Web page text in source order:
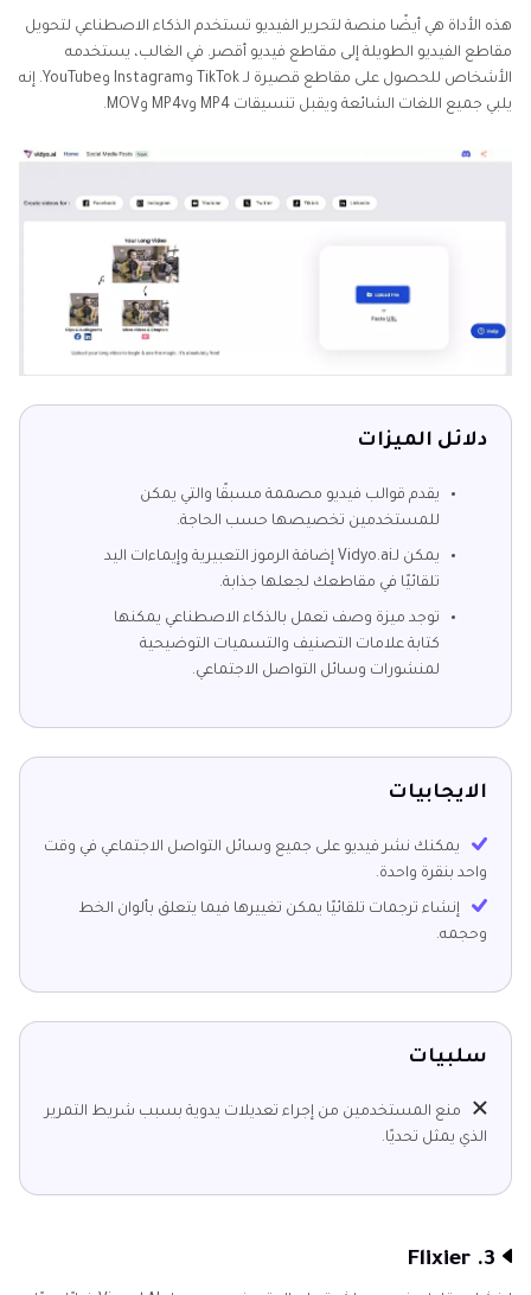
هذه الأداة هي أيضًا منصة لتحرير الفيديو تستخدم الذكاء الاصطناعي لتحويل
مقاطع الفيديو الطويلة إلى مقاطع فيديو أقصر. في الغالب، يستخدمه
الأشخاص للحصول على مقاطع قصيرة لـ TikTok وInstagram وYouTube. إنه
يلبي جميع اللغات الشائعة ويقبل تنسيقات MP4 وMP4v وMOV.
دلائل الميزات
يقدم قوالب فيديو مصممة مسبقًا والتي يمكن
للمستخدمين تخصيصها حسب الحاجة.
يمكن لـVidyo.ai إضافة الرموز التعبيرية وإيماءات اليد
تلقائيًا في مقاطعك لجعلها جذابة.
توجد ميزة وصف تعمل بالذكاء الاصطناعي يمكنها
كتابة علامات التصنيف والتسميات التوضيحية
لمنشورات وسائل التواصل الاجتماعي.
الايجابيات
يمكنك نشر فيديو على جميع وسائل التواصل الاجتماعي في وقت
واحد بنقرة واحدة.
إنشاء ترجمات تلقائيًا يمكن تغييرها فيما يتعلق بألوان الخط
وحجمه.
سلبيات
منع المستخدمين من إجراء تعديلات يدوية بسبب شريط التمرير
الذي يمثل تحديًا.
3. Flixier